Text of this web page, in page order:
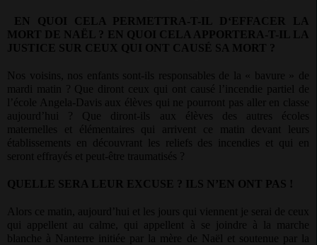
EN QUOI CELA PERMETTRA-T-IL D‘EFFACER LA
MORT DE NAËL ? EN QUOI CELA APPORTERA-T-IL LA
JUSTICE SUR CEUX QUI ONT CAUSÉ SA MORT ?
Nos voisins, nos enfants sont-ils responsables de la « bavure » de
mardi matin ? Que diront ceux qui ont causé l’incendie partiel de
l’école Angela-Davis aux élèves qui ne pourront pas aller en classe
aujourd’hui ? Que diront-ils aux élèves des autres écoles
maternelles et élémentaires qui arrivent ce matin devant leurs
établissements en découvrant les reliefs des incendies et qui en
seront effrayés et peut-être traumatisés ?
QUELLE SERA LEUR EXCUSE ? ILS N’EN ONT PAS !
Alors ce matin, aujourd’hui et les jours qui viennent je serai de ceux
qui appellent au calme, qui appellent à se joindre à la marche
blanche à Nanterre initiée par la mère de Naël et soutenue par la